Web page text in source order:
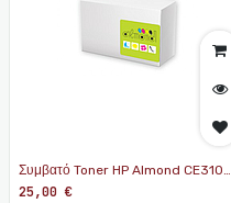
Συμβατό Toner HP Almond CE310A
Black
25,00 €